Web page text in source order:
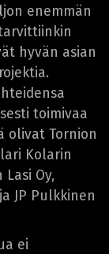
enemmän
hyvän asian
toimivaa
olivat Tornion
Kolarin
Oy,
JP Pulkkinen
ei